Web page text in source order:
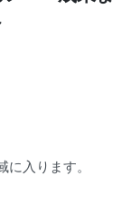
に入ります。